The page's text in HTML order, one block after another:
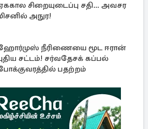
சிறையுடைப்பு சதி... அவசர
அநுர!
நீரிணையை மூட ஈரான்
சட்டம்! சர்வதேசக் கப்பல்
பதற்றம்